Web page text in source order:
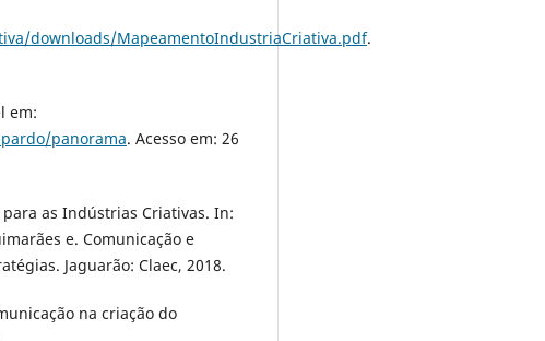
downloads/MapeamentoIndustriaCriativa.pdf.
em:
panorama. Acesso em: 26
para as Indústrias Criativas. In:
e. Comunicação e
Jaguarão: Claec, 2018.
na criação do